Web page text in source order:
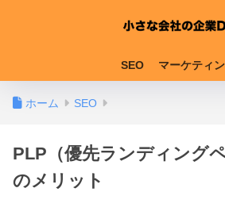
SEO マーケティ
ホーム SEO
PLP（優先ランディング
のメリット